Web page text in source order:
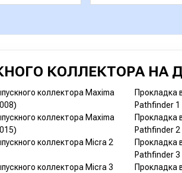
КОЛЛЕКТОРА НА
коллектора Maxima
коллектора Maxima
коллектора Micra 2
коллектора Micra 3
Прокладка
Pathfinder 1
Прокладка
Pathfinder 2
Прокладка
Pathfinder 3
Прокладка